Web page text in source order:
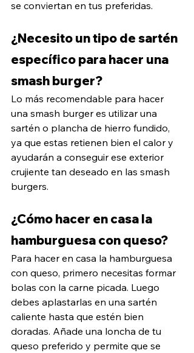
se conviertan en tus preferidas.
¿Necesito un tipo de sartén
específico para hacer una
smash burger?
Lo más recomendable para hacer
una smash burger es utilizar una
sartén o plancha de hierro fundido,
ya que estas retienen bien el calor y
ayudarán a conseguir ese exterior
crujiente tan deseado en las smash
burgers.
¿Cómo hacer en casa la
hamburguesa con queso?
Para hacer en casa la hamburguesa
con queso, primero necesitas formar
bolas con la carne picada. Luego
debes aplastarlas en una sartén
caliente hasta que estén bien
doradas. Añade una loncha de tu
queso preferido y permite que se